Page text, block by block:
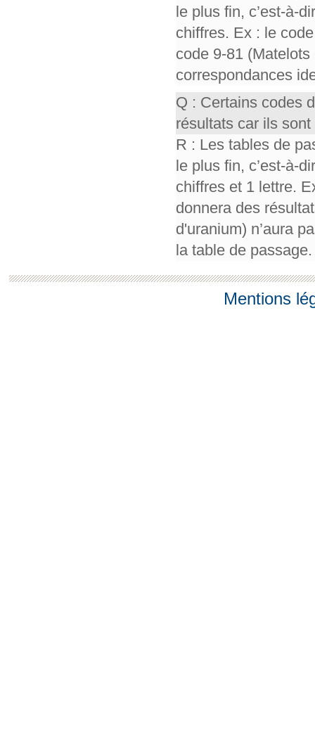
le plus fin, c’est-à-
chiffres. Ex : le
code 9-81
correspondances
Q : Certains codes
résultats car ils
R : Les tables de
le plus fin, c’est-à-
chiffres et 1 lettre.
donnera des
d'uranium) n’aura
la table de passage.
Mentions